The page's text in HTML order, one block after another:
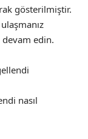
gösterilmiştir.
devam edin.
nasıl